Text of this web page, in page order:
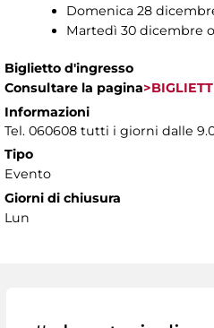
Domenica 28
Martedì 30 dicembre
Biglietto d'ingresso
Consultare la pagina
Informazioni
Tel. 060608 tutti i giorni dalle
Tipo
Evento
Giorni di chiusura
Lun